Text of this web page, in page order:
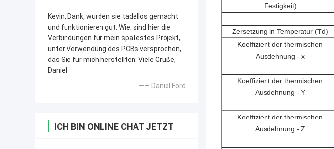
Kevin, Dank, wurden sie tadellos gemacht
und funktionieren gut. Wie, sind hier die
Verbindungen für mein spätestes Projekt,
unter Verwendung des PCBs versprochen,
das Sie für mich herstellten: Viele Grüße,
Daniel
—— Daniel Ford
ICH BIN ONLINE CHAT JETZT
Festigkeit)
Zersetzung in Temperatur (Td)
Koeffizient der thermischen
Ausdehnung - x
Koeffizient der thermischen
Ausdehnung - Y
Koeffizient der thermischen
Ausdehnung - Z